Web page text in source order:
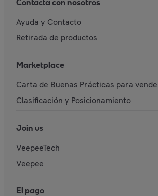
Contacta con nosotros
Ayuda y Contacto
Retirada de productos
Marketplace
Carta de Buenas Prácticas para
Clasificación y Posicionamiento
Join us
VeepeeTech
Veepee
El pago